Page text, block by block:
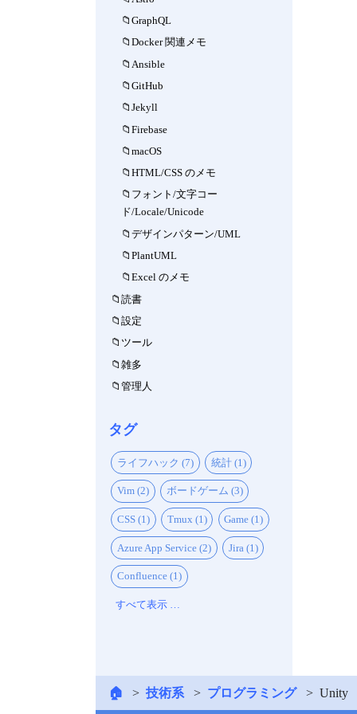
GraphQL
Docker 関連メモ
Ansible
GitHub
Jekyll
Firebase
macOS
HTML/CSS のメモ
フォント/文字コー
ド/Locale/Unicode
デザインパターン/UML
PlantUML
Excel のメモ
読書
設定
ツール
雑多
管理人
タグ
ライフハック (7) 統計 (1)
Vim (2) ボードゲーム (3)
CSS (1) Tmux (1) Game (1)
Azure App Service (2) Jira (1)
Confluence (1)
すべて表示 …
🏠 技術系 プログラミング Unity